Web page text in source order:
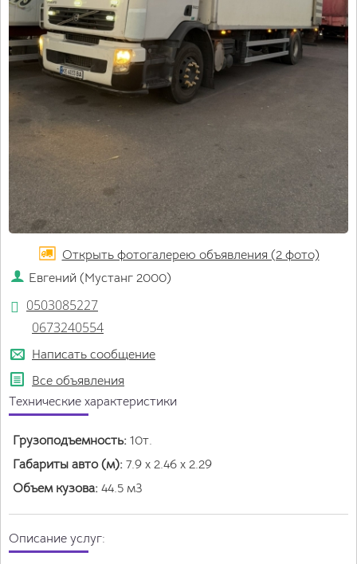
Открыть фотогалерею объявления (2 фото)
Евгений (Мустанг 2000)
0503085227
0673240554
Написать сообщение
Все объявления
Технические характеристики
Грузоподъемность: 10т.
Габариты авто (м): 7.9 x 2.46 x 2.29
Объем кузова: 44.5 м3
Описание услуг: